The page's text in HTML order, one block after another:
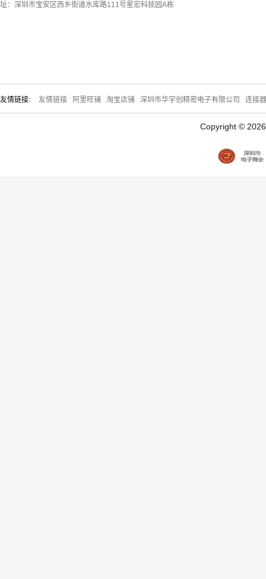
：深圳市宝安区西乡街道水库路111号星宏科技园A栋
友情链接: 友情链接 阿里旺铺 淘宝店铺 深圳市华宇创精密电子有限公司 连接
Copyright ©